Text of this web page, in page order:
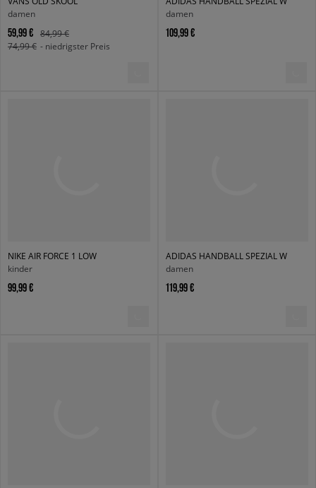
damen
59,99 €
84,99 €
74,99 € - niedrigster Preis
damen
109,99 €
NIKE AIR FORCE 1 LOW
kinder
99,99 €
ADIDAS HANDBALL SPEZIAL W
damen
119,99 €